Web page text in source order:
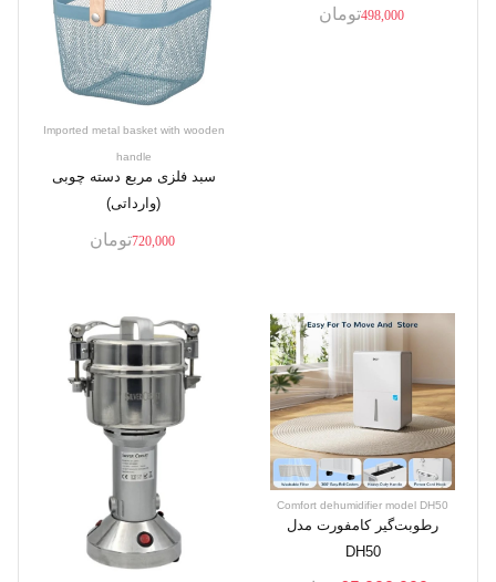
498,000 تومان
Imported metal basket with wooden
handle
سبد فلزی مربع دسته چوبی
(وارداتی)
720,000 تومان
Comfort dehumidifier model DH50
رطوبت‌گیر کامفورت مدل
DH50